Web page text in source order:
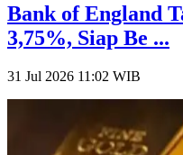
Bank of England
3,75%, Siap Be ...
31 Jul 2026 11:02 WIB